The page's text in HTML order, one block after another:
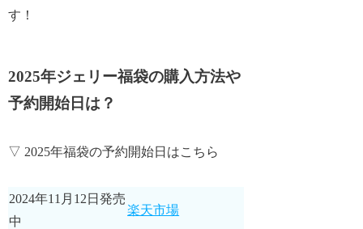
す！
2025年ジェリー福袋の購入方法や
予約開始日は？
▽ 2025年福袋の予約開始日はこちら
2024年11月12日発売
中
楽天市場